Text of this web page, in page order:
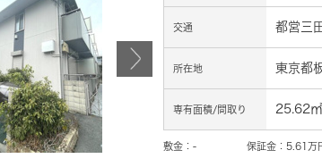
交通 都営三
所在地 東京都
専有面積/間取り 25.62
敷金： - 保証金： 5.61万